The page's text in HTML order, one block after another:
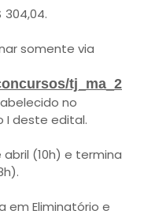
304,04.
somente via
tj_ma_2
no
I deste edital.
abril (10h) e termina
em Eliminatório e